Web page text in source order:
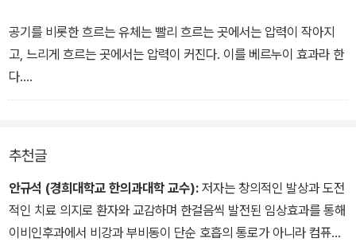
다시 말해 비강과 부비동은 공랭식 과열방지 장치이다. 비강내에 상
비갑개, 중비갑개, 하비갑개라고 불리는 칸막이는 과열방지 장치의
열 교환량을 늘려주는 구조물이고, 비강과 연결된 부비동의 입구가
기 위해서이다.-22쪽
공기를 비롯한 흐르는 유체는 빨리 흐르는 곳에서는 압력이 작아지
고, 느리게 흐르는 곳에서는 압력이 커진다. 이를 베르누이 효과라 한
다.
분무기 원리이다. 병에 빨대를 T자로 끼워 바람을 불어넣었을 때 병
는 빨대 부분에 음압이 걸리는 효과가 나타나는 것이다. 따라서 병에
있는 물이 빨대를 통해 빨려 나오게 된다.
코로 숨을 쉬면 부비동으로 연결된 가느다란 관에 음압이 걸리므로
추천글
안규석 (경희대학교 한의과대학 교수): 저자는 창의적인 발상과 도전
적인 치료 의지로 환자와 교감하며 한걸음씩 발전된 임상효과를 통해
이비인후과에서 비강과 부비동이 단순 호흡의 통로가 아니라 컴퓨터